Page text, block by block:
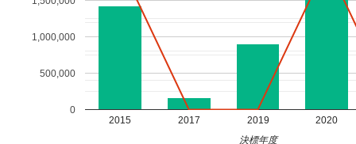
2015 2017 2019 2020
0
500,000
1,000,000
決標年度